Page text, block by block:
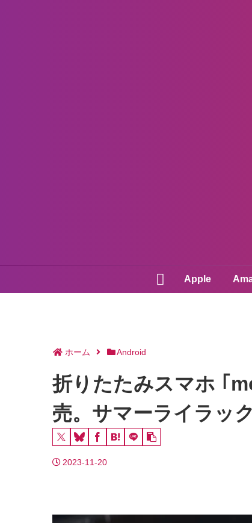
Apple
ホーム Android
折りたたみスマホ ｢
売。サマーライラッ
2023-11-20